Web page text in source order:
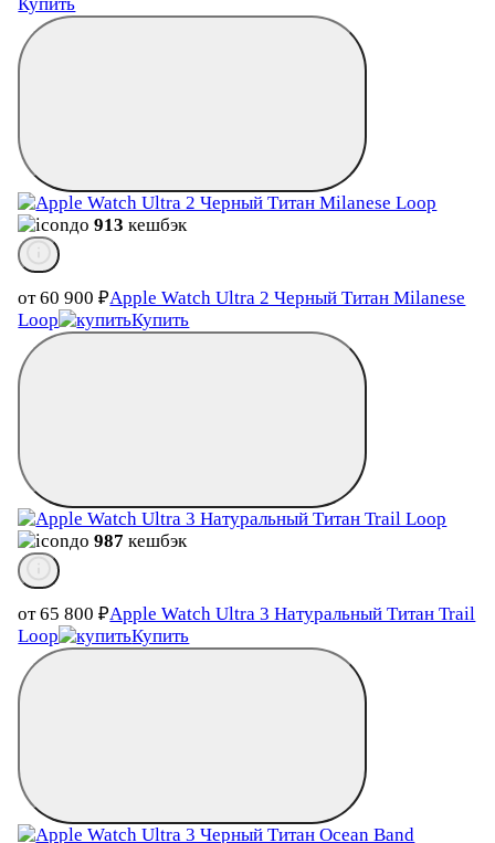
Купить
до913 кешбэк
от 60 900₽Apple Watch Ultra 2 Черный Титан Milanese
Loop
Купить
до987 кешбэк
от 65 800₽Apple Watch Ultra 3 Натуральный Титан Trail
Loop
Купить